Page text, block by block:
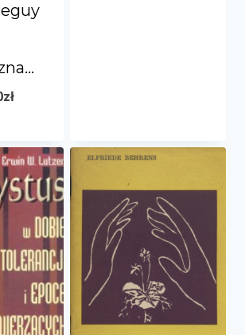
złAktualna
wynosi:
25.90zł.